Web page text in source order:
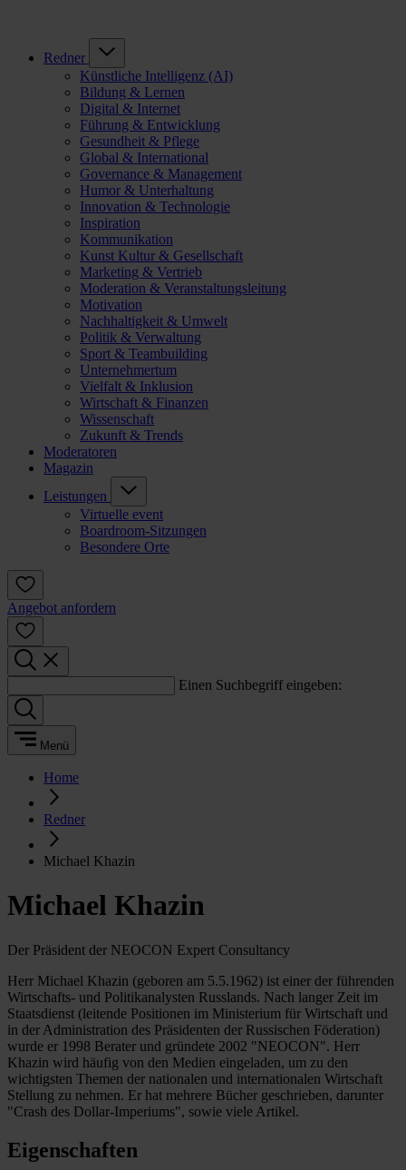
Redner
Künstliche Intelligenz (AI)
Bildung & Lernen
Digital & Internet
Führung & Entwicklung
Gesundheit & Pflege
Global & International
Governance & Management
Humor & Unterhaltung
Innovation & Technologie
Inspiration
Kommunikation
Kunst Kultur & Gesellschaft
Marketing & Vertrieb
Moderation & Veranstaltungsleitung
Motivation
Nachhaltigkeit & Umwelt
Politik & Verwaltung
Sport & Teambuilding
Unternehmertum
Vielfalt & Inklusion
Wirtschaft & Finanzen
Wissenschaft
Zukunft & Trends
Moderatoren
Magazin
Leistungen
Virtuelle event
Boardroom-Sitzungen
Besondere Orte
Angebot anfordern
Einen Suchbegriff eingeben:
Menü
Home
Redner
Michael Khazin
Michael Khazin
Der Präsident der NEOCON Expert Consultancy
Herr Michael Khazin (geboren am 5.5.1962) ist einer der führenden
Wirtschafts- und Politikanalysten Russlands. Nach langer Zeit im
Staatsdienst (leitende Positionen im Ministerium für Wirtschaft und
in der Administration des Präsidenten der Russischen Föderation)
wurde er 1998 Berater und gründete 2002 "NEOCON". Herr
Khazin wird häufig von den Medien eingeladen, um zu den
wichtigsten Themen der nationalen und internationalen Wirtschaft
Stellung zu nehmen. Er hat mehrere Bücher geschrieben, darunter
"Crash des Dollar-Imperiums", sowie viele Artikel.
Eigenschaften